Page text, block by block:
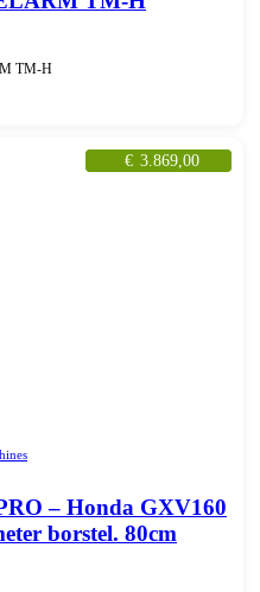
TM-H
€ 3.869,00
– Honda GXV160
borstel. 80cm